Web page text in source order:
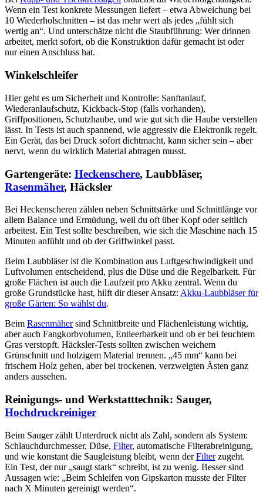
Wenn ein Test konkrete Messungen liefert – etwa Abweichung bei
10 Wiederholschnitten – ist das mehr wert als jedes „fühlt sich
wertig an“. Und unterschätze nicht die Staubführung: Wer drinnen
arbeitet, merkt sofort, ob die Konstruktion dafür gemacht ist oder
nur einen Anschluss hat.
Winkelschleifer
Hier geht es um Sicherheit und Kontrolle: Sanftanlauf,
Wiederanlaufschutz, Kickback-Stop (falls vorhanden),
Griffpositionen, Schutzhaube, und wie gut sich die Haube verstellen
lässt. In Tests ist auch spannend, wie aggressiv die Elektronik regelt.
Ein Gerät, das bei Druck sofort dichtmacht, kann sicher sein – aber
nervt, wenn du wirklich Material abtragen musst.
Gartengeräte: Heckenschere, Laubbläser,
Rasenmäher, Häcksler
Bei Heckenscheren zählen neben Schnittstärke und Schnittlänge vor
allem Balance und Ermüdung, weil du oft über Kopf oder seitlich
arbeitest. Ein Test sollte beschreiben, wie sich die Maschine nach 15
Minuten anfühlt und ob der Griffwinkel passt.
Beim Laubbläser ist die Kombination aus Luftgeschwindigkeit und
Luftvolumen entscheidend, plus die Düse und die Regelbarkeit. Für
große Flächen ist auch die Laufzeit pro Akku zentral. Wenn du
große Grundstücke hast, hilft dir dieser Ansatz: Akku-Laubbläser für
große Gärten: So wählst du.
Beim Rasenmähersind Schnittbreite und Flächenleistung wichtig,
aber auch Fangkorbvolumen, Entleerbarkeit und ob er bei feuchtem
Gras verstopft. Häcksler-Tests sollten zwischen weichem
Grünschnitt und holzigem Material trennen. „45 mm“ kann bei
frischem Holz gehen, aber bei trockenen, verzweigten Ästen ganz
anders aussehen.
Reinigungs- und Werkstatttechnik: Sauger,
Hochdruckreiniger
Beim Sauger zählt Unterdruck nicht als Zahl, sondern als System:
Schlauchdurchmesser, Düse, Filter, automatische Filterabreinigung,
und wie konstant die Saugleistung bleibt, wenn derFilterzugeht.
Ein Test, der nur „saugt stark“ schreibt, ist zu wenig. Besser sind
Aussagen wie: „Beim Schleifen von Gipskarton musste der Filter
nach X Minuten gereinigt werden“.